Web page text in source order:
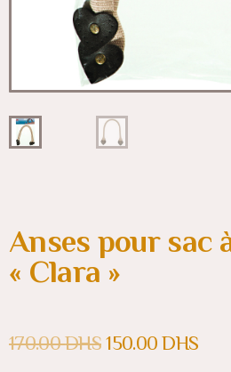
Anses pour sac
« Clara »
170.00DHS 150.00DHS